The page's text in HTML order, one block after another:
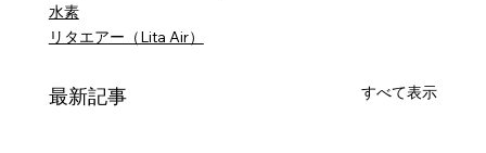
水素
リタエアー（Lita Air）
最新記事 すべて表示